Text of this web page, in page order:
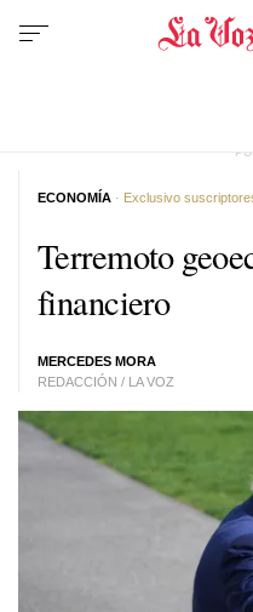
Terremoto
financiero
MERCEDES MORA
REDACCIÓN / LA VOZ
ECONOMÍA · Exclusivo